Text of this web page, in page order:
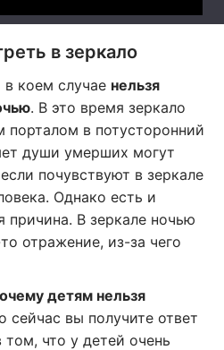
в зеркало
коем случае нельзя
. В это время зеркало
порталом в потусторонний
души умерших могут
почувствуют в зеркале
Однако есть и
причина. В зеркале ночью
отражение, из-за чего
детям нельзя
сейчас вы получите ответ
что у детей очень